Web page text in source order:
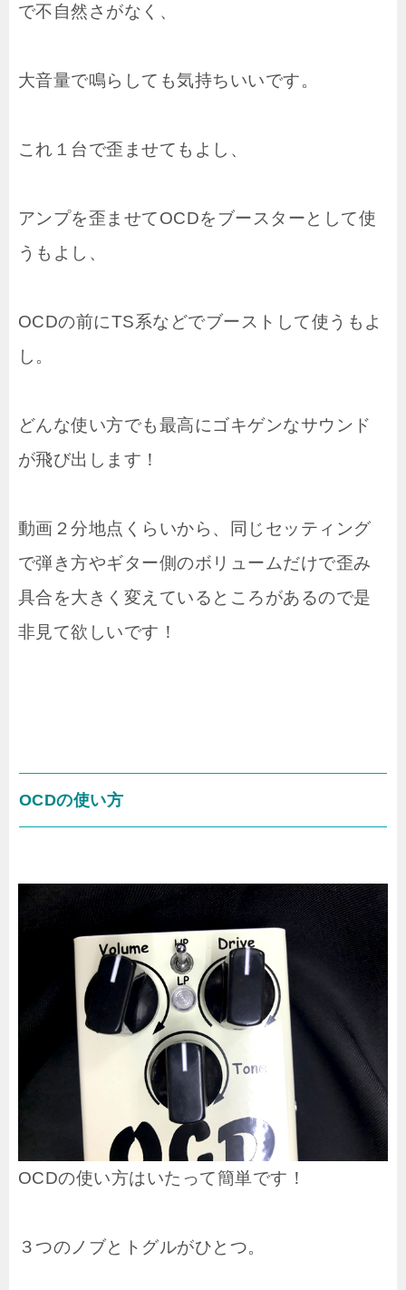
で不自然さがなく、
大音量で鳴らしても気持ちいいです。
これ１台で歪ませてもよし、
アンプを歪ませてOCDをブースターとして使
うもよし、
OCDの前にTS系などでブーストして使うもよ
し。
どんな使い方でも最高にゴキゲンなサウンド
が飛び出します！
動画２分地点くらいから、同じセッティング
で弾き方やギター側のボリュームだけで歪み
具合を大きく変えているところがあるので是
非見て欲しいです！
OCDの使い方
OCDの使い方はいたって簡単です！
３つのノブとトグルがひとつ。